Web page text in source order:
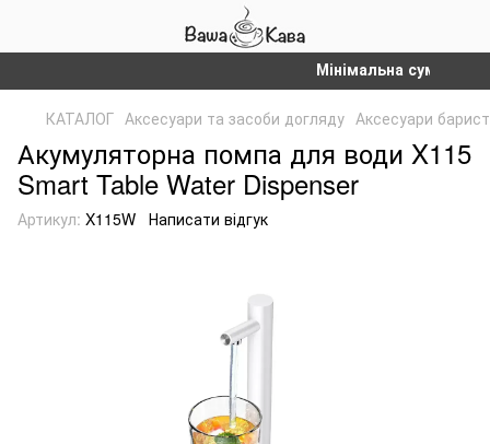
Мінімальна сума
КАТАЛОГ Аксесуари та засоби догляду Аксесуари
Акумуляторна помпа для води X115
Smart Table Water Dispenser
Артикул: X115W Написати відгук